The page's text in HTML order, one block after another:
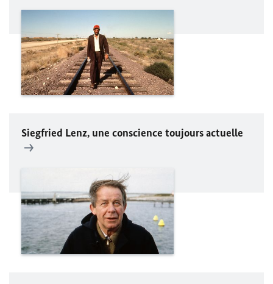
Siegfried Lenz, une conscience toujours actuelle